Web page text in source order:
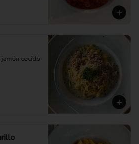
jamón cocido,